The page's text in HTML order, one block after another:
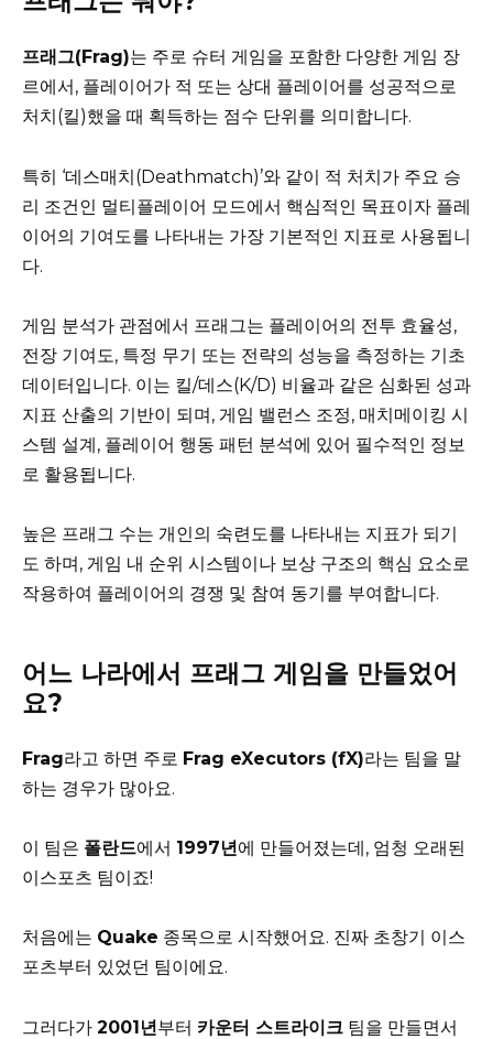
프래그(Frag)는 주로 슈터 게임을 포함한 다양한 게임 장
르에서, 플레이어가 적 또는 상대 플레이어를 성공적으로
처치(킬)했을 때 획득하는 점수 단위를 의미합니다.
특히 ‘데스매치(Deathmatch)’와 같이 적 처치가 주요 승
리 조건인 멀티플레이어 모드에서 핵심적인 목표이자 플레
이어의 기여도를 나타내는 가장 기본적인 지표로 사용됩니
다.
게임 분석가 관점에서 프래그는 플레이어의 전투 효율성,
전장 기여도, 특정 무기 또는 전략의 성능을 측정하는 기초
데이터입니다. 이는 킬/데스(K/D) 비율과 같은 심화된 성과
지표 산출의 기반이 되며, 게임 밸런스 조정, 매치메이킹 시
스템 설계, 플레이어 행동 패턴 분석에 있어 필수적인 정보
로 활용됩니다.
높은 프래그 수는 개인의 숙련도를 나타내는 지표가 되기
도 하며, 게임 내 순위 시스템이나 보상 구조의 핵심 요소로
작용하여 플레이어의 경쟁 및 참여 동기를 부여합니다.
어느 나라에서 프래그 게임을 만들었어
요?
Frag라고 하면 주로 Frag eXecutors (fX)라는 팀을 말
하는 경우가 많아요.
이 팀은 폴란드에서 1997년에 만들어졌는데, 엄청 오래된
이스포츠 팀이죠!
처음에는 Quake 종목으로 시작했어요. 진짜 초창기 이스
포츠부터 있었던 팀이에요.
그러다가 2001년부터 카운터 스트라이크 팀을 만들면서